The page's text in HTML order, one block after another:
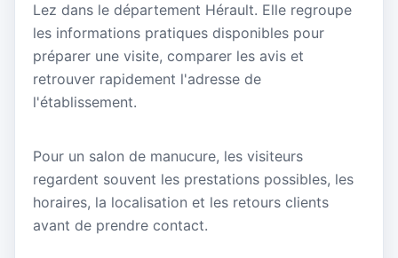
Lez dans le département Hérault. Elle regroupe
les informations pratiques disponibles pour
préparer une visite, comparer les avis et
retrouver rapidement l'adresse de
l'établissement.
Pour un salon de manucure, les visiteurs
regardent souvent les prestations possibles, les
horaires, la localisation et les retours clients
avant de prendre contact.